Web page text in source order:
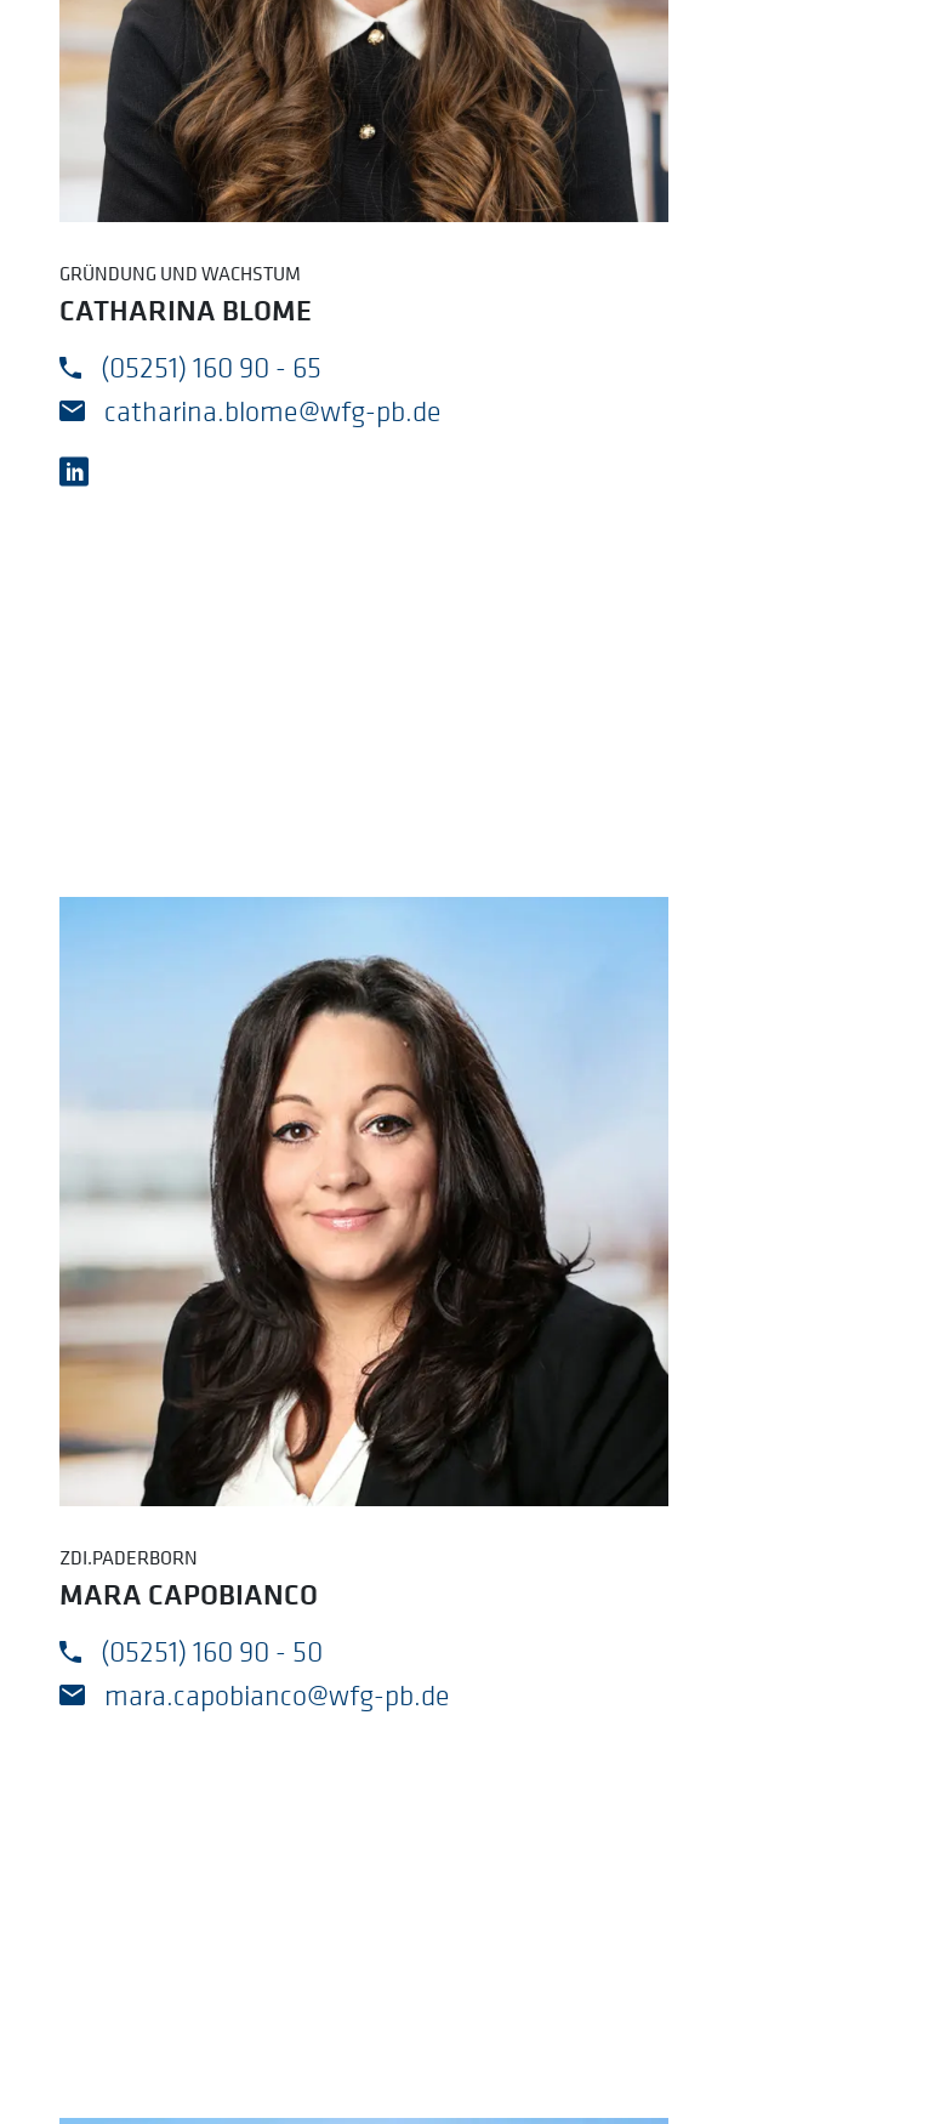
GRÜNDUNG UND WACHSTUM
CATHARINA BLOME
(05251) 160 90 - 65
catharina.blome@wfg-pb.de
linkedin besuchen: https://www.linkedin.com/in/catharina-vonnahme/
ZDI.PADERBORN
MARA CAPOBIANCO
(05251) 160 90 - 50
mara.capobianco@wfg-pb.de